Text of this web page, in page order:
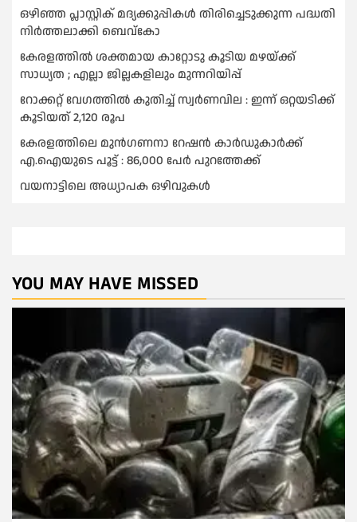
ഒഴിഞ്ഞ പ്ലാസ്റ്റിക് മദ്യക്കുപ്പികള്‍ തിരിച്ചെടുക്കുന്ന പദ്ധതി
നിര്‍ത്തലാക്കി ബെവ്കോ
കേരളത്തിൽ ശക്തമായ കാറ്റോടു കൂടിയ മഴയ്ക്ക്
സാധ്യത ; എല്ലാ ജില്ലകളിലും മുന്നറിയിപ്പ്
റോക്കറ്റ് വേഗത്തില്‍ കുതിച്ച് സ്വര്‍ണവില : ഇന്ന് ഒറ്റയടിക്ക്
കൂടിയത് 2,120 രൂപ
കേരളത്തിലെ മുന്‍ഗണനാ റേഷന്‍ കാര്‍ഡുകാർക്ക്
എ.ഐയുടെ പൂട്ട് : 86,000 പേര്‍ പുറത്തേക്ക്
വയനാട്ടിലെ അധ്യാപക ഒഴിവുകൾ
YOU MAY HAVE MISSED